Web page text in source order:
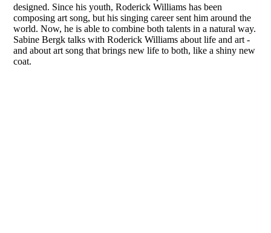
designed. Since his youth, Roderick Williams has been
composing art song, but his singing career sent him around the
world. Now, he is able to combine both talents in a natural way.
Sabine Bergk talks with Roderick Williams about life and art -
and about art song that brings new life to both, like a shiny new
coat.